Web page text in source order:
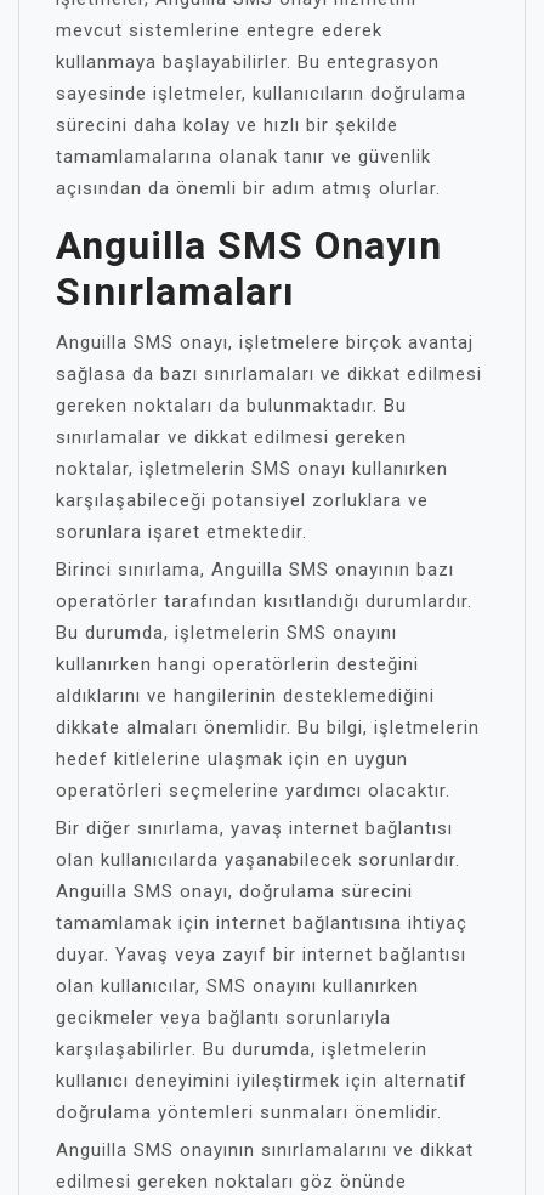
mevcut sistemlerine entegre ederek
kullanmaya başlayabilirler. Bu entegrasyon
sayesinde işletmeler, kullanıcıların doğrulama
sürecini daha kolay ve hızlı bir şekilde
tamamlamalarına olanak tanır ve güvenlik
açısından da önemli bir adım atmış olurlar.
Anguilla SMS Onayın
Sınırlamaları
Anguilla SMS onayı, işletmelere birçok avantaj
sağlasa da bazı sınırlamaları ve dikkat edilmesi
gereken noktaları da bulunmaktadır. Bu
sınırlamalar ve dikkat edilmesi gereken
noktalar, işletmelerin SMS onayı kullanırken
karşılaşabileceği potansiyel zorluklara ve
sorunlara işaret etmektedir.
Birinci sınırlama, Anguilla SMS onayının bazı
operatörler tarafından kısıtlandığı durumlardır.
Bu durumda, işletmelerin SMS onayını
kullanırken hangi operatörlerin desteğini
aldıklarını ve hangilerinin desteklemediğini
dikkate almaları önemlidir. Bu bilgi, işletmelerin
hedef kitlelerine ulaşmak için en uygun
operatörleri seçmelerine yardımcı olacaktır.
Bir diğer sınırlama, yavaş internet bağlantısı
olan kullanıcılarda yaşanabilecek sorunlardır.
Anguilla SMS onayı, doğrulama sürecini
tamamlamak için internet bağlantısına ihtiyaç
duyar. Yavaş veya zayıf bir internet bağlantısı
olan kullanıcılar, SMS onayını kullanırken
gecikmeler veya bağlantı sorunlarıyla
karşılaşabilirler. Bu durumda, işletmelerin
kullanıcı deneyimini iyileştirmek için alternatif
doğrulama yöntemleri sunmaları önemlidir.
Anguilla SMS onayının sınırlamalarını ve dikkat
edilmesi gereken noktaları göz önünde